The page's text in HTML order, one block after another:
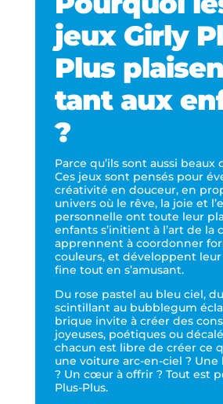
jeux Girly
Plus
tant aux
?
Parce qu’ils sont aussi beaux
Ces jeux sont pensés pour
créativité en douceur, en
univers où le rêve, la joie et
personnelle ont toute leur
enfants s’initient à l’art de la
apprennent à coordonner
couleurs, et développent
fine tout en s’amusant.
Du rose pastel au bleu ciel,
scintillant au bubblegum
brique invite à créer des
joyeuses, poétiques ou
chacun est libre de créer ce
une voiture arc-en-ciel ?
? Un cœur à offrir ? Tout est
Plus-Plus.